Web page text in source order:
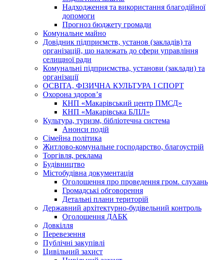
Надходження та використання благодійної
допомоги
Прогноз бюджету громади
Комунальне майно
Довідник підприємств, установ (закладів) та
організацій, що належать до сфери управління
селищної ради
Комунальні підприємства, установи (заклади) та
організації
ОСВІТА, ФІЗИЧНА КУЛЬТУРА І СПОРТ
Охорона здоров’я
КНП «Макарівський центр ПМСД»
КНП «Макарівська БЛІЛ»
Культура, туризм, бібліотечна система
Анонси подій
Сімейна політика
Житлово-комунальне господарство, благоустрій
Торгівля, реклама
Будівництво
Містобудівна документація
Оголошення про проведення гром. слухань
Громадські обговорення
Детальні плани територій
Державний архітектурно-будівельний контроль
Оголошення ДАБК
Довкілля
Перевезення
Публічні закупівлі
Цивільний захист